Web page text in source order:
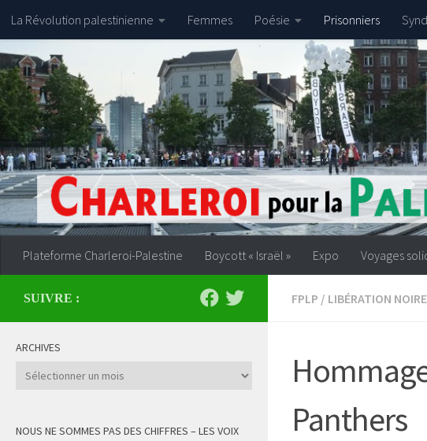
Skip to content
La Révolution palestinienne Femmes Poésie Prisonniers
Plateforme Charleroi-Palestine Boycott « Israël » Expo Voyages
FPLP / LIBÉRATION NOIRE
Panthers
SUIVRE :
ARCHIVES
Archives
NOUS NE SOMMES PAS DES CHIFFRES – LES VOIX